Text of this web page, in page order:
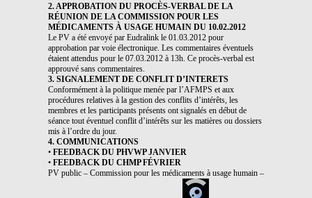
2. APPROBATION DU PROCÈS-VERBAL DE LA
RÉUNION DE LA COMMISSION POUR LES
MÉDICAMENTS À USAGE HUMAIN DU 10.02.2012
Le PV a été envoyé par Eudralink le 01.03.2012 pour
approbation par voie électronique. Les commentaires éventuels
étaient attendus pour le 07.03.2012 à 13h. Ce procès-verbal est
approuvé sans commentaires.
3. SIGNALEMENT DE CONFLIT D’INTERETS
Conformément à la politique menée par l’AFMPS et aux
procédures relatives à la gestion des conflits d’intérêts, les
membres et les participants présents ont signalés en début de
séance tout éventuel conflit d’intérêts sur les matières ou dossiers
mis à l’ordre du jour.
4. COMMUNICATIONS
• FEEDBACK DU PHVWP JANVIER
• FEEDBACK DU CHMP FÉVRIER
PV public – Commission pour les médicaments à usage humain –